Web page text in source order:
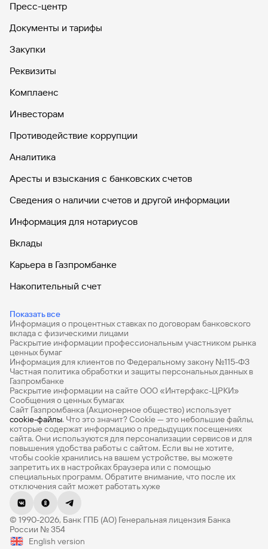
Пресс-центр
Документы и тарифы
Закупки
Реквизиты
Комплаенс
Инвесторам
Противодействие коррупции
Аналитика
Аресты и взыскания с банковских счетов
Сведения о наличии счетов и другой информации
Информация для нотариусов
Вклады
Карьера в Газпромбанке
Накопительный счет
Показать все
Дебетовые карты с бесплатным обслуживанием
Все накопительные счета
Банковские вклады на 3 месяца
Вклады с высоким процентом
Калькулятор вкладов
Виртуальные карты
Премиум
Private
РКО
ВЭД
Депозиты для бизнеса
Информация о процентных ставках по договорам банковского
вклада с физическими лицами
Раскрытие информации профессиональным участником рынка
ценных бумаг
Информация для клиентов по Федеральному закону №115-ФЗ
Частная политика обработки и защиты персональных данных в
Газпромбанке
Раскрытие информации на сайте ООО «Интерфакс-ЦРКИ»
Сообщения о ценных бумагах
Сайт Газпромбанка (Акционерное общество) использует
cookie-файлы. Что это значит? Сookie — это небольшие файлы,
которые содержат информацию о предыдущих посещениях
сайта. Они используются для персонализации сервисов и для
повышения удобства работы с сайтом. Если вы не хотите,
чтобы сookie хранились на вашем устройстве, вы можете
запретить их в настройках браузера или с помощью
специальных программ. Обратите внимание, что после их
отключения сайт может работать хуже
© 1990-2026, Банк ГПБ (АО) Генеральная лицензия Банка
России № 354
English version